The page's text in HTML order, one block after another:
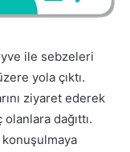
ile sebzeleri
yola çıktı.
ziyaret ederek
dağıttı.
konuşulmaya